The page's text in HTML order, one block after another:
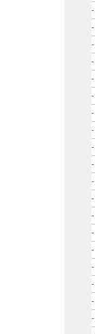
-
-
-
-
-
-
-
-
-
-
-
-
-
-
-
-
-
-
-